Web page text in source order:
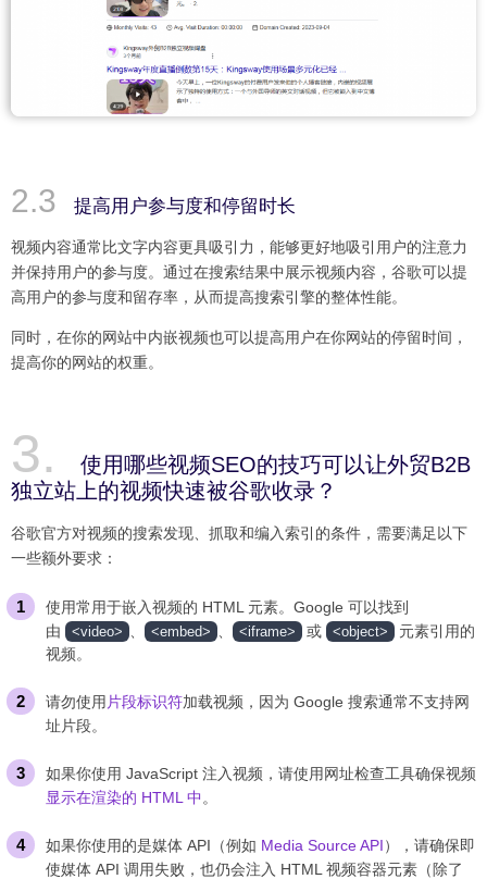
提高用户参与度和停留时长
视频内容通常比文字内容更具吸引力，能够更好地吸引用户的注意力
并保持用户的参与度。通过在搜索结果中展示视频内容，谷歌可以提
高用户的参与度和留存率，从而提高搜索引擎的整体性能。
同时，在你的网站中内嵌视频也可以提高用户在你网站的停留时间，
提高你的网站的权重。
使用哪些视频SEO的技巧可以让外贸B2B
独立站上的视频快速被谷歌收录？
谷歌官方对视频的搜索发现、抓取和编入索引的条件，需要满足以下
一些额外要求：
使用常用于嵌入视频的 HTML 元素。Google 可以找到
由
<video> <embed> <iframe> 或 <object>
元素引用的
视频。
请勿使用 片段标识符加载视频，因为 Google 搜索通常不支持网
址片段。
如果你使用 JavaScript 注入视频，请使用网址检查工具确保视频
显示在渲染的 HTML 中。
如果你使用的是媒体 API（例如 Media Source API），请确保即
使媒体 API 调用失败，也仍会注入 HTML 视频容器元素（除了